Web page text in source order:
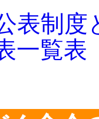
表制度
一覧表